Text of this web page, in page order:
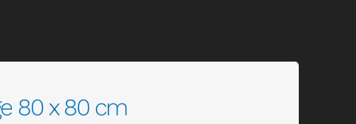
80 x 80 cm